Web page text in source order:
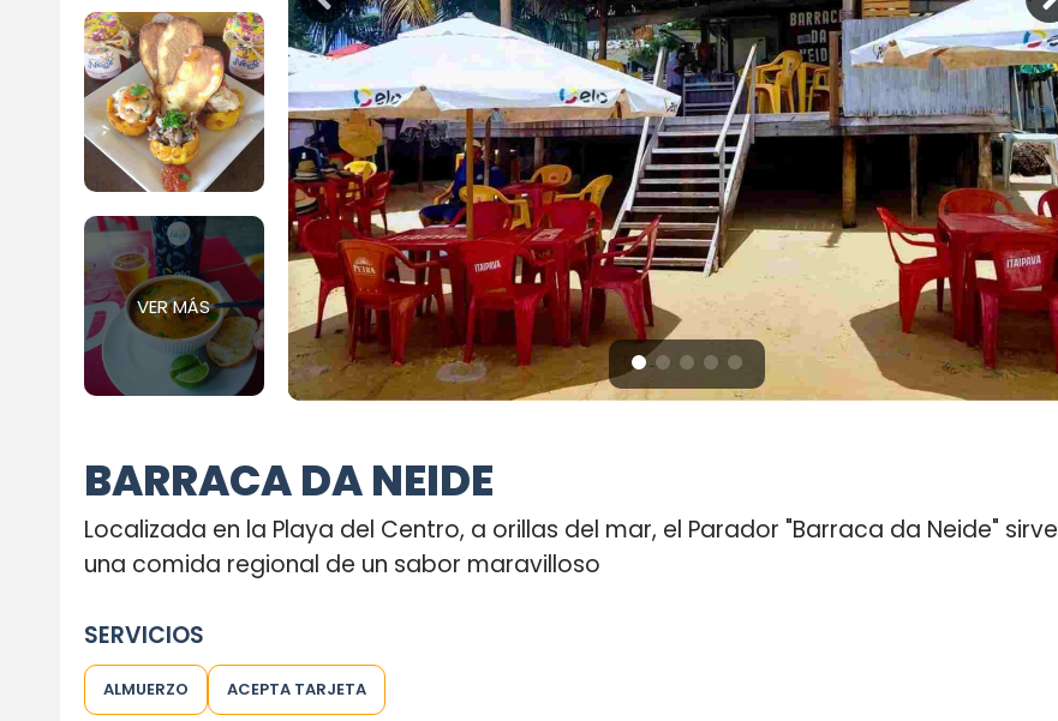
VER MÁS
BARRACA DA NEIDE
Localizada en la Playa del Centro, a orillas del mar, el Parador "Barraca da Neide" sirve
una comida regional de un sabor maravilloso
SERVICIOS
ALMUERZO ACEPTA TARJETA